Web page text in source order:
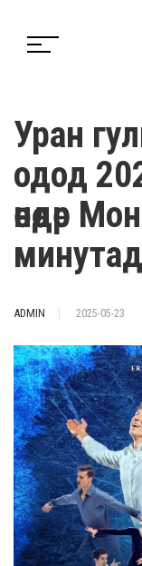
Уран
одод
өнөөдөр
ADMIN 2025-05-23